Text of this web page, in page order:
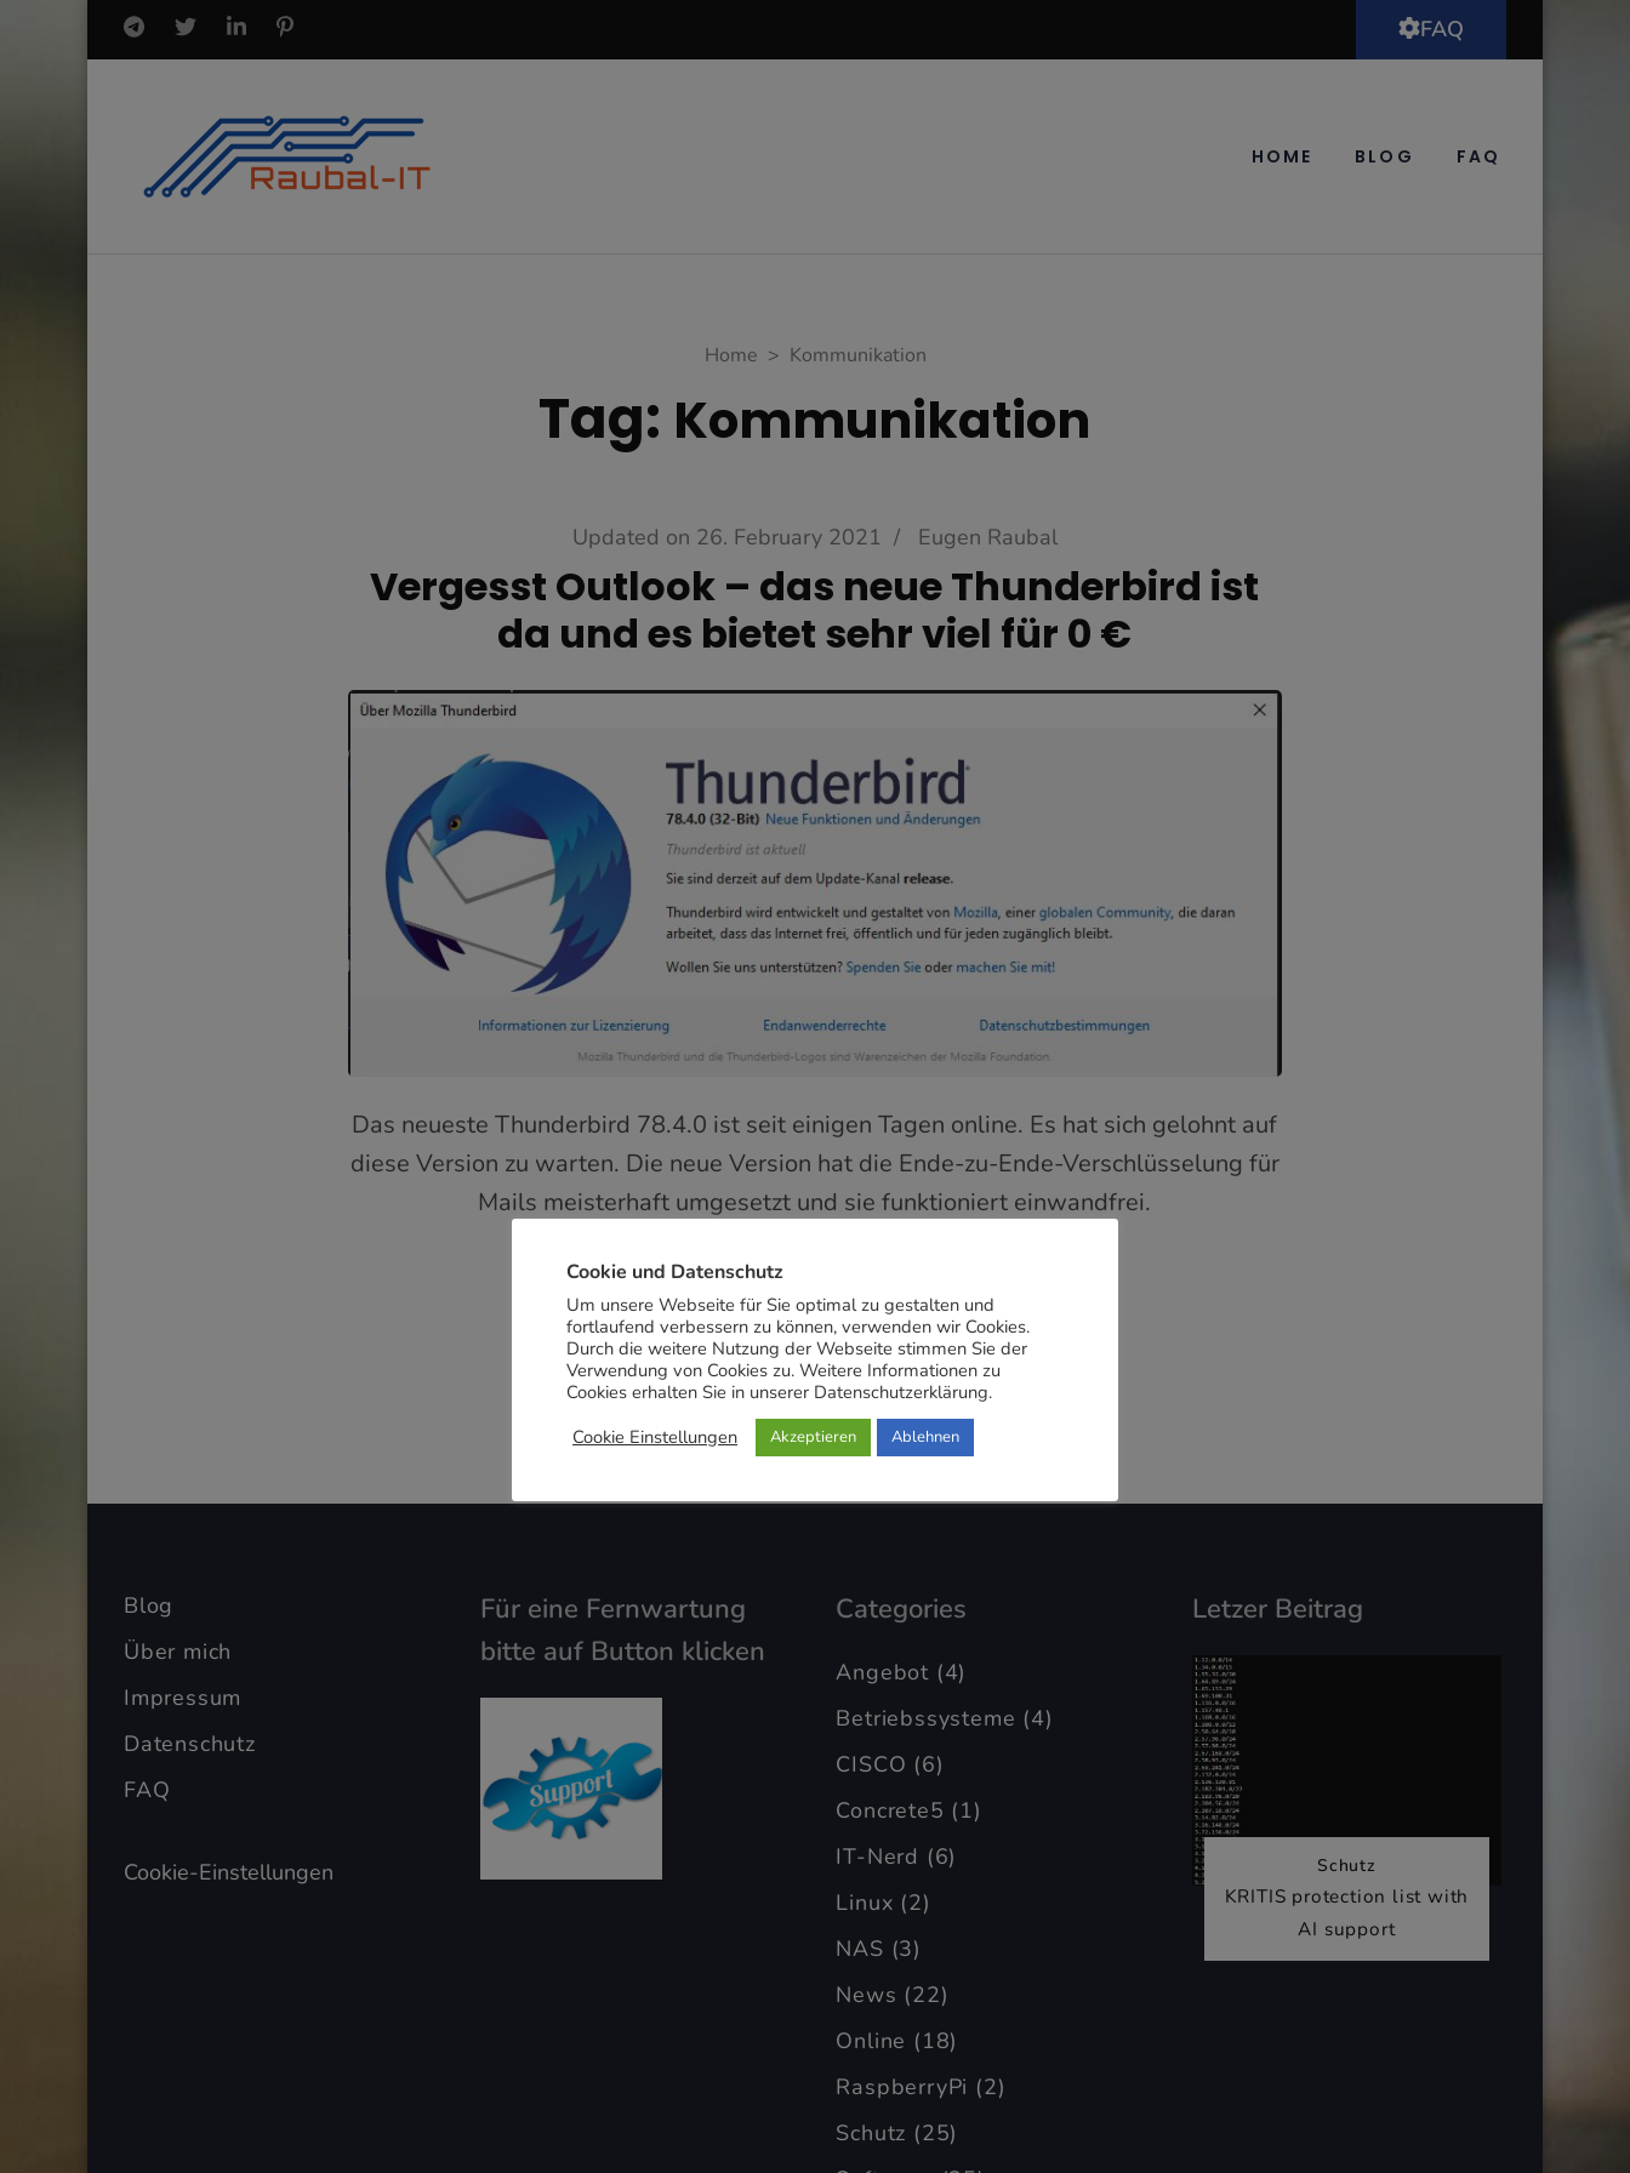
FAQ
HOME BLOG FAQ
Home > Kommunikation
Tag: Kommunikation
Updated on 26. February 2021 / Eugen Raubal
Vergesst Outlook – das neue Thunderbird ist
da und es bietet sehr viel für 0 €
Das neueste Thunderbird 78.4.0 ist seit einigen Tagen online. Es hat sich gelohnt auf
diese Version zu warten. Die neue Version hat die Ende-zu-Ende-Verschlüsselung für
Mails meisterhaft umgesetzt und sie funktioniert einwandfrei.
MEHR
Blog
Über mich
Impressum
Datenschutz
FAQ
Cookie-Einstellungen
Für eine Fernwartung
bitte auf Button klicken
Categories
Angebot (4)
Betriebssysteme (4)
CISCO (6)
Concrete5 (1)
IT-Nerd (6)
Linux (2)
NAS (3)
News (22)
Online (18)
RaspberryPi (2)
Schutz (25)
Letzer Beitrag
Schutz
KRITIS protection list with
AI support
Cookie und Datenschutz
Um unsere Webseite für Sie optimal zu gestalten und
fortlaufend verbessern zu können, verwenden wir Cookies.
Durch die weitere Nutzung der Webseite stimmen Sie der
Verwendung von Cookies zu. Weitere Informationen zu
Cookies erhalten Sie in unserer Datenschutzerklärung.
Cookie Einstellungen
Akzeptieren Ablehnen